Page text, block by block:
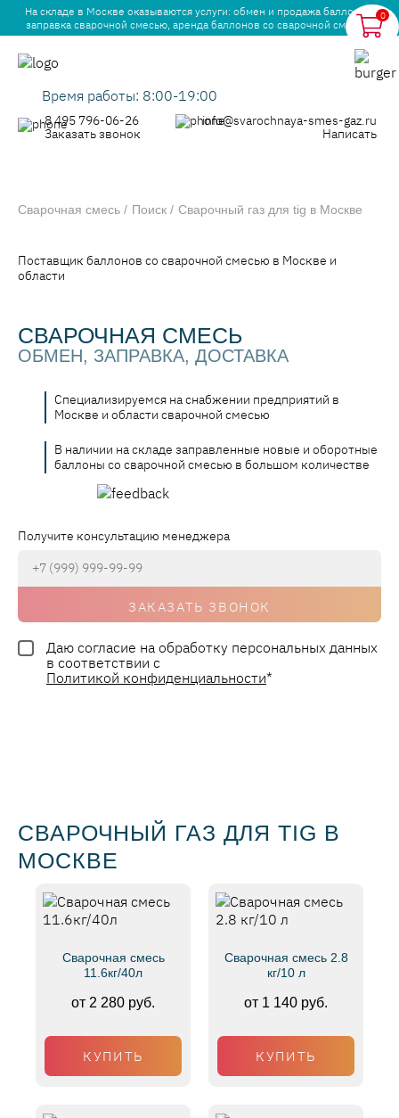
На складе в Москве оказываются услуги: обмен и продажа баллонов,
заправка сварочной смесью, аренда баллонов со сварочной смесью.
Время работы: 8:00-19:00
8 495 796-06-26
Заказать звонок
info@svarochnaya-smes-gaz.ru
Написать
0
Сварочная смесь Поиск Сварочный газ для tig в Москве
Поставщик баллонов со сварочной смесью в Москве и
области
СВАРОЧНАЯ СМЕСЬ
ОБМЕН, ЗАПРАВКА, ДОСТАВКА
Специализируемся на снабжении предприятий в
Москве и области сварочной смесью
В наличии на складе заправленные новые и оборотные
баллоны со сварочной смесью в большом количестве
Получите консультацию менеджера
ЗАКАЗАТЬ ЗВОНОК
Даю согласие на обработку персональных данных
в соответствии с
Политикой конфиденциальности*
СВАРОЧНЫЙ ГАЗ ДЛЯ TIG В
МОСКВЕ
Сварочная смесь
11.6кг/40л
от 2 280 руб.
КУПИТЬ
Сварочная смесь 2.8
кг/10 л
от 1 140 руб.
КУПИТЬ